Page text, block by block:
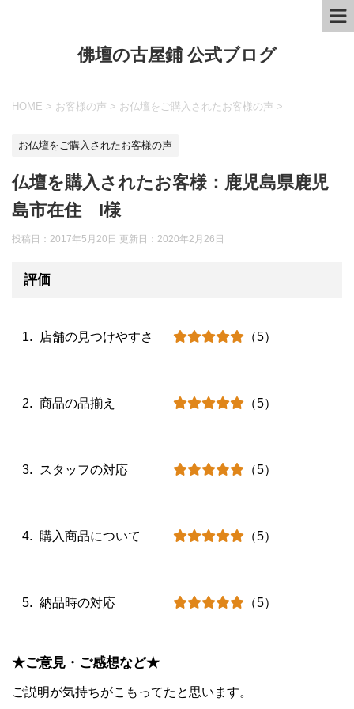
佛壇の古屋鋪 公式ブログ
HOME > お客様の声 > お仏壇をご購入されたお客様の声 >
お仏壇をご購入されたお客様の声
仏壇を購入されたお客様：鹿児島県鹿児
島市在住 I様
投稿日：2017年5月20日 更新日： 2020年2月26日
評価
店舗の見つけやすさ （5）
商品の品揃え （5）
スタッフの対応 （5）
購入商品について （5）
納品時の対応 （5）
★ご意見・ご感想など★
ご説明が気持ちがこもってたと思います。